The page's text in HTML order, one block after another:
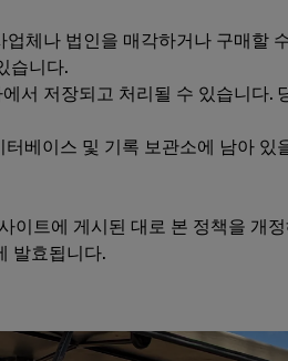
체나 법인을 매각하거나 구매할
습니다.
서 저장되고 처리될 수 있습니다
베이스 및 기록 보관소에 남아
트에 게시된 대로 본 정책을 개
발효됩니다.